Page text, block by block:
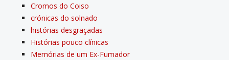
Cromos do Coiso
crónicas do solnado
histórias desgraçadas
Histórias pouco clí­nicas
Memórias de um Ex-Fumador